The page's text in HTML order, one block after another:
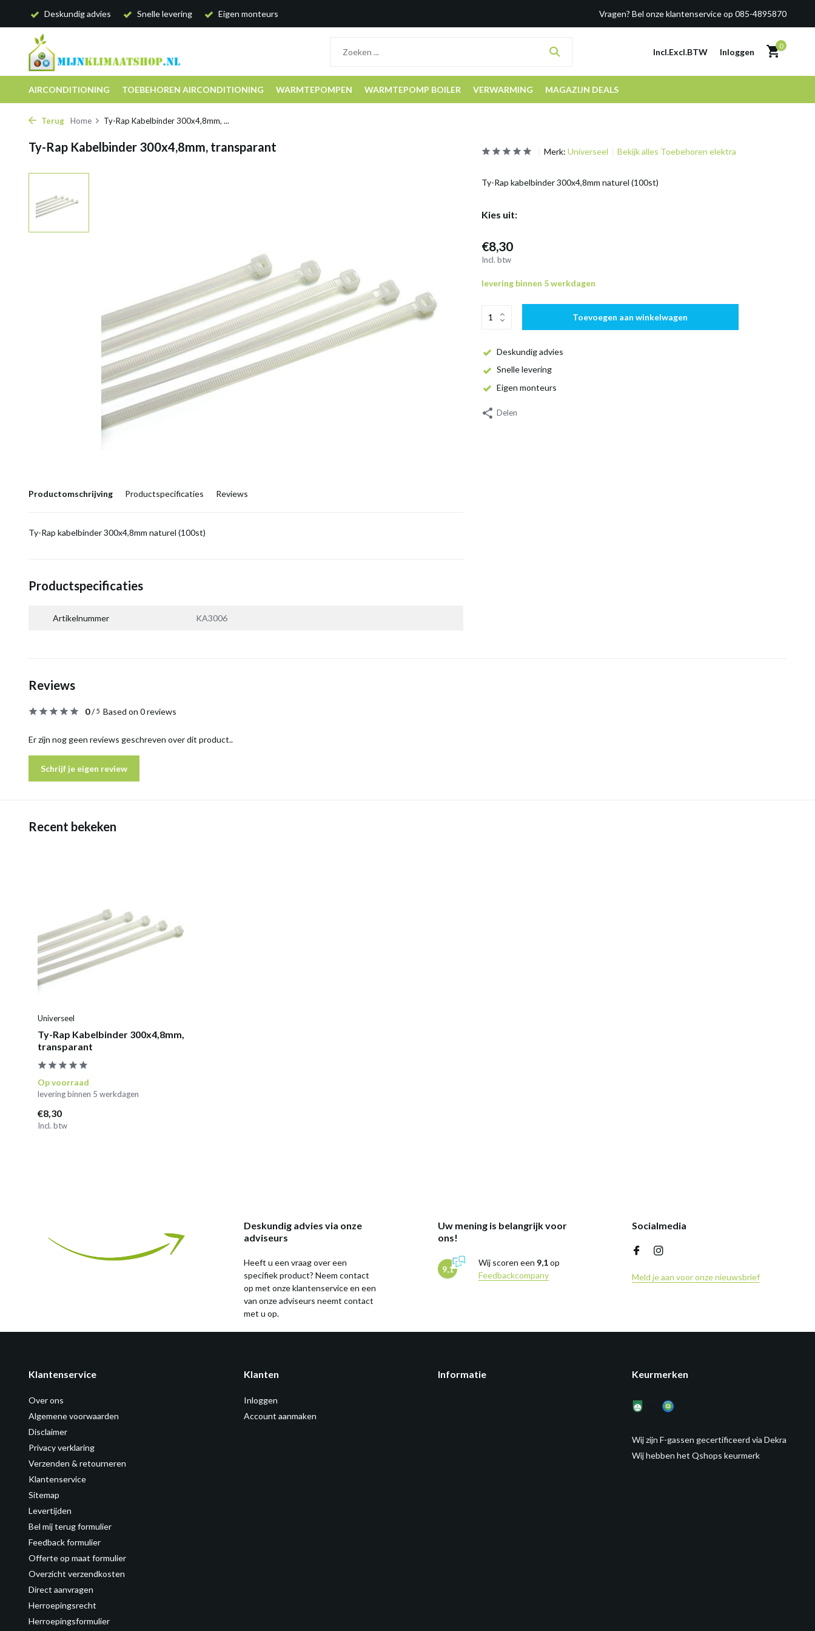
Deskundig advies Snelle levering Eigen monteurs Vragen? Bel onze klantenservice op 085-4895870
Incl.Excl.BTW Inloggen
0
AIRCONDITIONING TOEBEHOREN AIRCONDITIONING WARMTEPOMPEN WARMTEPOMP BOILER VERWARMING MAGAZIJN DEALS
Terug Home Ty-Rap Kabelbinder 300x4,8mm, ...
Ty-Rap Kabelbinder 300x4,8mm, transparant
Productomschrijving Productspecificaties Reviews
Ty-Rap kabelbinder 300x4,8mm naturel (100st)
Productspecificaties
Artikelnummer KA3006
Merk: Universeel Bekijk alles Toebehoren elektra
Ty-Rap kabelbinder 300x4,8mm naturel (100st)
Kies uit:
€8,30
Incl. btw
levering binnen 5 werkdagen
Toevoegen aan winkelwagen
Deskundig advies
Snelle levering
Eigen monteurs
Delen
Reviews
0/5 Based on 0 reviews
Er zijn nog geen reviews geschreven over dit product..
Schrijf je eigen review
Recent bekeken
Universeel
Ty-Rap Kabelbinder 300x4,8mm,
transparant
Op voorraad
levering binnen 5 werkdagen
€8,30
Incl. btw
Deskundig advies via onze
adviseurs
Heeft u een vraag over een
specifiek product? Neem contact
op met onze klantenservice en een
van onze adviseurs neemt contact
met u op.
Uw mening is belangrijk voor
ons!
9,1
Wij scoren een 9,1op
Feedbackcompany
Socialmedia
Meld je aan voor onze nieuwsbrief
Klantenservice
Over ons
Algemene voorwaarden
Disclaimer
Privacy verklaring
Verzenden & retourneren
Klantenservice
Sitemap
Levertijden
Bel mij terug formulier
Feedback formulier
Offerte op maat formulier
Overzicht verzendkosten
Direct aanvragen
Herroepingsrecht
Herroepingsformulier
Klanten
Inloggen
Account aanmaken
Informatie Keurmerken
Wij zijn F-gassen gecertificeerd via Dekra
Wij hebben het Qshops keurmerk